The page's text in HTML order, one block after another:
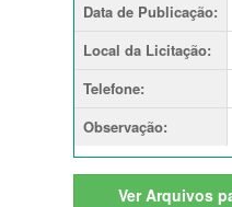
Data de Publicação:
Local da Licitação:
Telefone:
Observação:
Ver Arquivos